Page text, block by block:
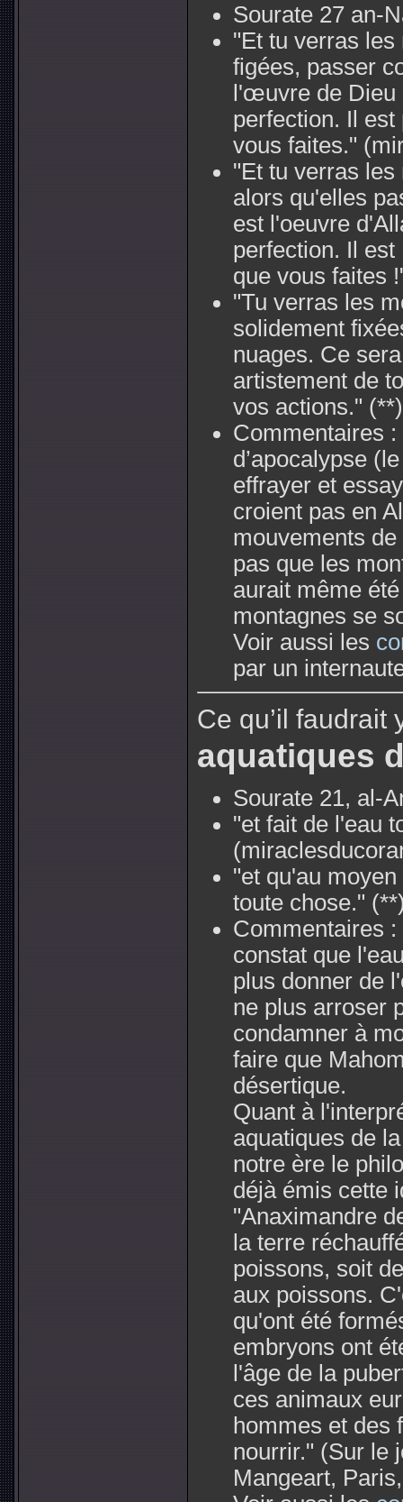
Sourate 27 an-
"Et tu verras
figées, passer
l'œuvre de Dieu
perfection. Il
vous faites."
"Et tu verras
alors qu'elles
est l'oeuvre
perfection. Il
que vous faites
"Tu verras les
solidement
nuages. Ce
artistement de
vos actions." (**)
Commentaires :
d’apocalypse
effrayer et
croient pas en
mouvements de
pas que les
aurait même
montagnes se
Voir aussi les
par un
Ce qu’il faudrait
aquatiques
Sourate 21, al-
"et fait de l'eau
"et qu'au
toute chose."
Commentaires :
constat que
plus donner de
ne plus arroser
condamner à
faire que
désertique.
Quant à
aquatiques de
notre ère le
déjà émis cette
"Anaximandre
la terre
poissons, soit
aux poissons.
qu'ont été
embryons ont
l'âge de la
ces animaux
hommes et des
nourrir." (Sur le
Mangeart,